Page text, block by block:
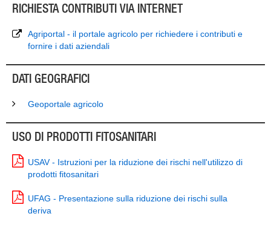
RICHIESTA CONTRIBUTI VIA INTERNET
Agriportal - il portale agricolo per richiedere i contributi e
fornire i dati aziendali
DATI GEOGRAFICI
Geoportale agricolo
USO DI PRODOTTI FITOSANITARI
USAV - Istruzioni per la riduzione dei rischi nell'utilizzo di
prodotti fitosanitari
UFAG - Presentazione sulla riduzione dei rischi sulla
deriva